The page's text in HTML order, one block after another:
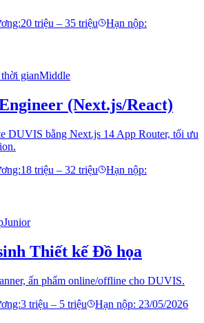
20 triệu – 35 triệu
Hạn nộp:
gianMiddle
(Next.js/React)
DUVIS bằng Next.js 14 App Router, tối ưu
18 triệu – 32 triệu
Hạn nộp:
Junior
Thiết kế Đồ họa
ấn phẩm online/offline cho DUVIS.
3 triệu – 5 triệu Hạn nộp: 23/05/2026